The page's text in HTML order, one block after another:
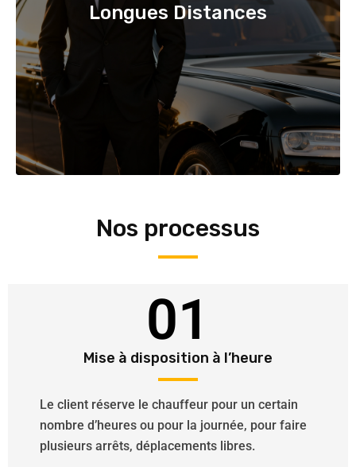
Longues Distances
Nos processus
01
Mise à disposition à l’heure
Le client réserve le chauffeur pour un certain
nombre d’heures ou pour la journée, pour faire
plusieurs arrêts, déplacements libres.